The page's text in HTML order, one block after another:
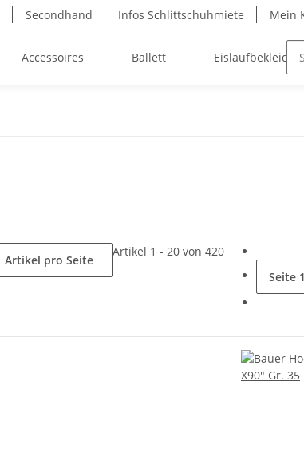
Secondhand Infos Schlittschuhmiete Mein
Accessoires Ballett
Artikel pro Seite
Artikel 1 - 20 von 420
Seite 1